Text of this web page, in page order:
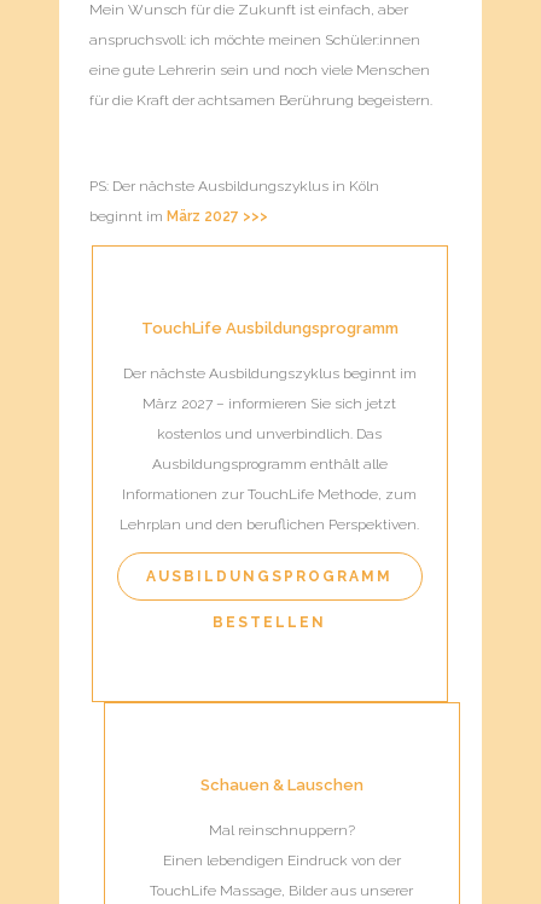
Mein Wunsch für die Zukunft ist einfach, aber
anspruchsvoll: ich möchte meinen Schüler:innen
eine gute Lehrerin sein und noch viele Menschen
für die Kraft der achtsamen Berührung begeistern.
PS: Der nächste Ausbildungszyklus in Köln
beginnt im März 2027 >>>
TouchLife Ausbildungsprogramm
Der nächste Ausbildungszyklus beginnt im
März 2027 – informieren Sie sich jetzt
kostenlos und unverbindlich. Das
Ausbildungsprogramm enthält alle
Informationen zur TouchLife Methode, zum
Lehrplan und den beruflichen Perspektiven.
AUSBILDUNGSPROGRAMM
BESTELLEN
Schauen & Lauschen
Mal reinschnuppern?
Einen lebendigen Eindruck von der
TouchLife Massage, Bilder aus unserer